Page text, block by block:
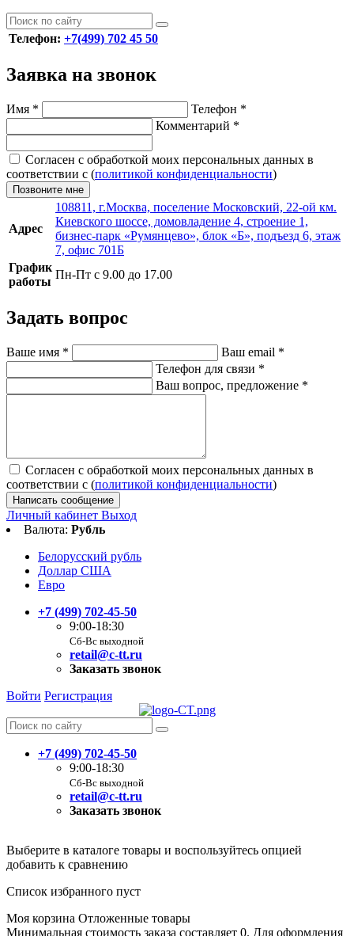
Телефон: +7(499) 702 45 50
Заявка на звонок
Имя * Телефон *
Комментарий *
Согласен с обработкой моих персональных данных в
соответствии с (политикой конфиденциальности)
Позвоните мне
Адрес
108811, г.Москва, поселение Московский, 22-ой км.
Киевского шоссе, домовладение 4, строение 1,
бизнес-парк «Румянцево», блок «Б», подъезд 6, этаж
7, офис 701Б
График
работы
Пн-Пт с 9.00 до 17.00
Задать вопрос
Ваше имя * Ваш email *
Телефон для связи *
Ваш вопрос, предложение *
Согласен с обработкой моих персональных данных в
соответствии с (политикой конфиденциальности)
Написать сообщение
Личный кабинет Выход
Валюта: Рубль
Белорусский рубль
Доллар США
Евро
+7 (499) 702-45-50
9:00-18:30
Сб-Вс выходной
retail@c-tt.ru
Заказать звонок
Войти Регистрация
+7 (499) 702-45-50
9:00-18:30
Сб-Вс выходной
retail@c-tt.ru
Заказать звонок
Выберите в каталоге товары и воспользуйтесь опцией
добавить к сравнению
Список избранного пуст
Моя корзина Отложенные товары
Минимальная стоимость заказа составляет 0. Для оформления